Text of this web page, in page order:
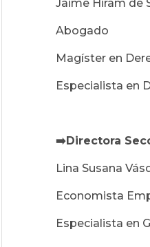
Jaime Hiram de
Abogado
Magíster en
Especialista en
➡️Directora
Lina Susana
Economista
Especialista en